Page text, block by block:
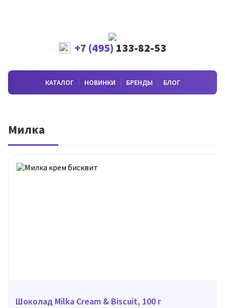
+7 (495) 133-82-53
КАТАЛОГ НОВИНКИ БРЕНДЫ БЛОГ
Милка
Шоколад Milka Cream & Biscuit, 100 г